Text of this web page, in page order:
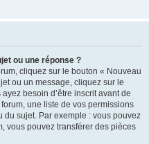
ou une réponse ?
cliquez sur le bouton « Nouveau
ou un message, cliquez sur le
besoin d’être inscrit avant de
une liste de vos permissions
du sujet. Par exemple : vous pouvez
vous pouvez transférer des pièces